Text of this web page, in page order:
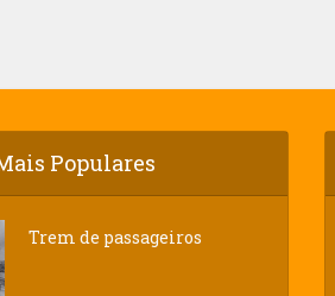
Populares
Trem de passageiros